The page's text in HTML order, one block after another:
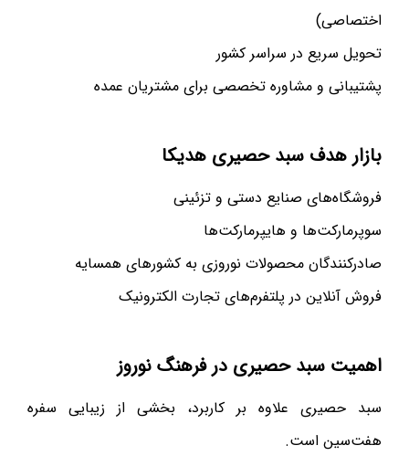
اختصاصی)
تحویل سریع در سراسر کشور
پشتیبانی و مشاوره تخصصی برای مشتریان عمده
بازار هدف سبد حصیری هدیکا
فروشگاه‌های صنایع دستی و تزئینی
سوپرمارکت‌ها و هایپرمارکت‌ها
صادرکنندگان محصولات نوروزی به کشورهای همسایه
فروش آنلاین در پلتفرم‌های تجارت الکترونیک
اهمیت سبد حصیری در فرهنگ نوروز
سبد حصیری علاوه بر کاربرد، بخشی از زیبایی سفره
هفت‌سین است.